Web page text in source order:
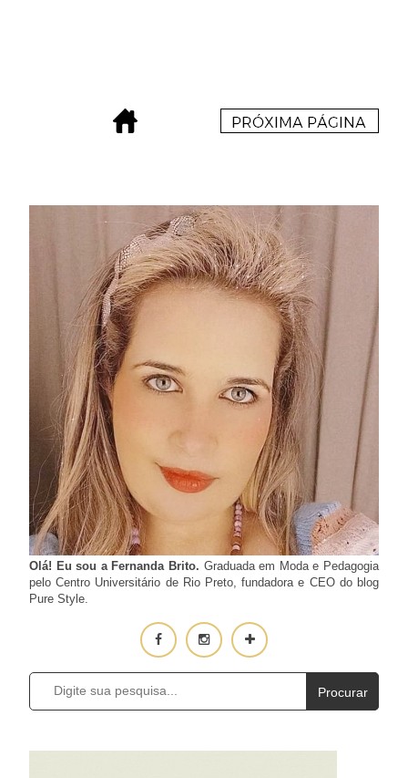
Olá! Eu sou a Fernanda Brito. Graduada em Moda e Pedagogia
pelo Centro Universitário de Rio Preto, fundadora e CEO do blog
Pure Style.
Procurar